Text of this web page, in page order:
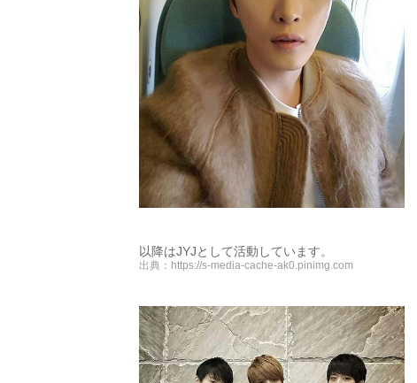
以降はJYJとして活動しています。
出典： https://s-media-cache-ak0.pinimg.com